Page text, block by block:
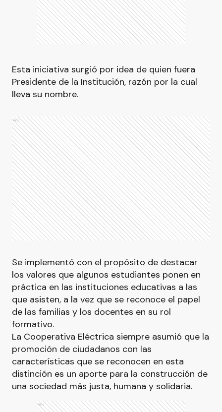
Esta iniciativa surgió por idea de quien fuera
Presidente de la Institución, razón por la cual
lleva su nombre.
Ads
Se implementó con el propósito de destacar
los valores que algunos estudiantes ponen en
práctica en las instituciones educativas a las
que asisten, a la vez que se reconoce el papel
de las familias y los docentes en su rol
formativo.
La Cooperativa Eléctrica siempre asumió que la
promoción de ciudadanos con las
características que se reconocen en esta
distinción es un aporte para la construcción de
una sociedad más justa, humana y solidaria.
Ads